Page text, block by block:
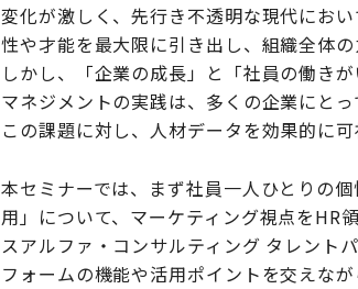
変化が激しく、先行き不透明な現代にお
性や才能を最大限に引き出し、組織全体
しかし、「企業の成長」と「社員の働き
マネジメントの実践は、多くの企業にと
この課題に対し、人材データを効果的に
本セミナーでは、まず社員一人ひとりの
用」について、マーケティング視点をHR
スアルファ・コンサルティング タレン
フォームの機能や活用ポイントを交えなが